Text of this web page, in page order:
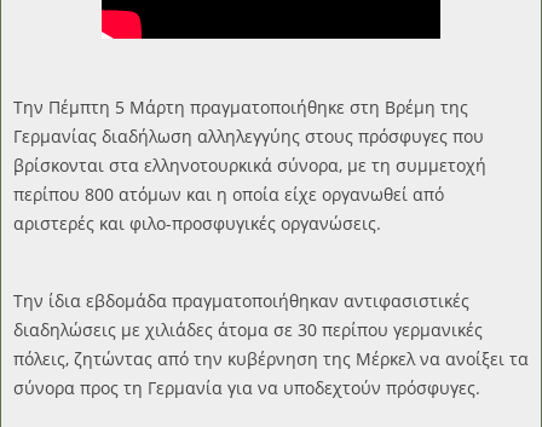
Την Πέμπτη 5 Μάρτη πραγματοποιήθηκε στη Βρέμη της
Γερμανίας διαδήλωση αλληλεγγύης στους πρόσφυγες που
βρίσκονται στα ελληνοτουρκικά σύνορα, με τη συμμετοχή
περίπου 800 ατόμων και η οποία είχε οργανωθεί από
αριστερές και φιλο-προσφυγικές οργανώσεις.
Την ίδια εβδομάδα πραγματοποιήθηκαν αντιφασιστικές
διαδηλώσεις με χιλιάδες άτομα σε 30 περίπου γερμανικές
πόλεις, ζητώντας από την κυβέρνηση της Μέρκελ να ανοίξει τα
σύνορα προς τη Γερμανία για να υποδεχτούν πρόσφυγες.